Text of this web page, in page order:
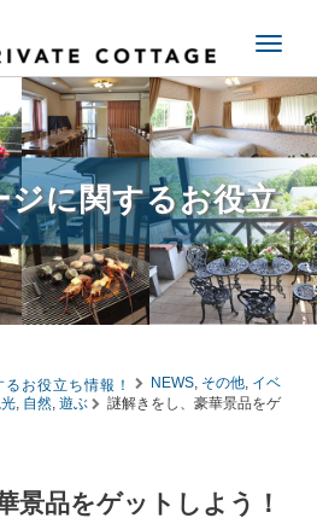
T
g
g
l
n
a
v
i
g
a
o
n
に関するお役立
お役立ち情報！ NEWS, その他, イベ
, 自然, 遊ぶ
謎解きをし、豪華景品をゲ
景品をゲットしよう！